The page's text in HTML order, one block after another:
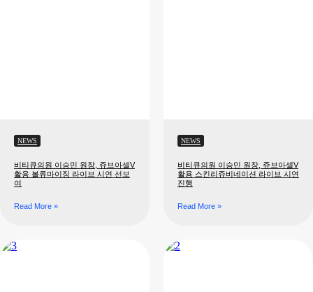
NEWS
비티큐의원 이승민 원장, 쥬브아셀V
활용 볼류마이징 라이브 시연
선보여
Read More »
NEWS
비티큐의원 이승민 원장, 쥬브아셀V
활용 스킨리쥬비네이션 라이브 시연
진행
Read More »